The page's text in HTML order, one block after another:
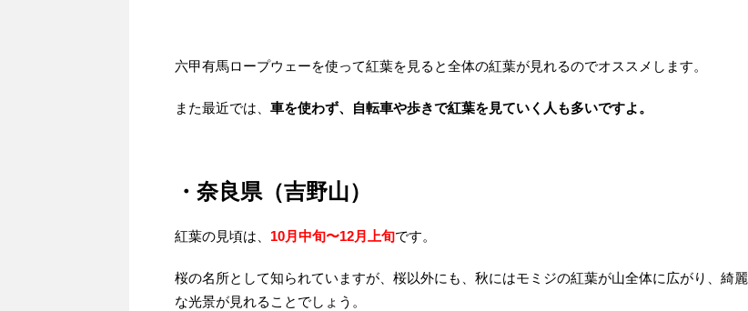
六甲有馬ロープウェーを使って紅葉を見ると全体の紅葉が見れるのでオススメします。
また最近では、 車を使わず、自転車や歩きで紅葉を見ていく人も多いですよ。
・奈良県（吉野山）
紅葉の見頃は、 10月中旬〜12月上旬です。
桜の名所として知られていますが、桜以外にも、秋にはモミジの紅葉が山全体に広がり、綺麗
な光景が見れることでしょう。